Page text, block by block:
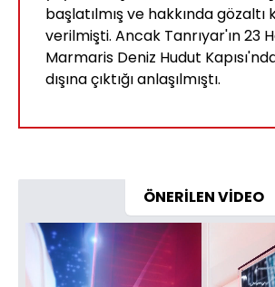
başlatılmış ve hakkında gözaltı
verilmişti. Ancak Tanrıyar'ın 23
Marmaris Deniz Hudut
dışına çıktığı anlaşılmıştı.
ÖNERİLEN VİDEO